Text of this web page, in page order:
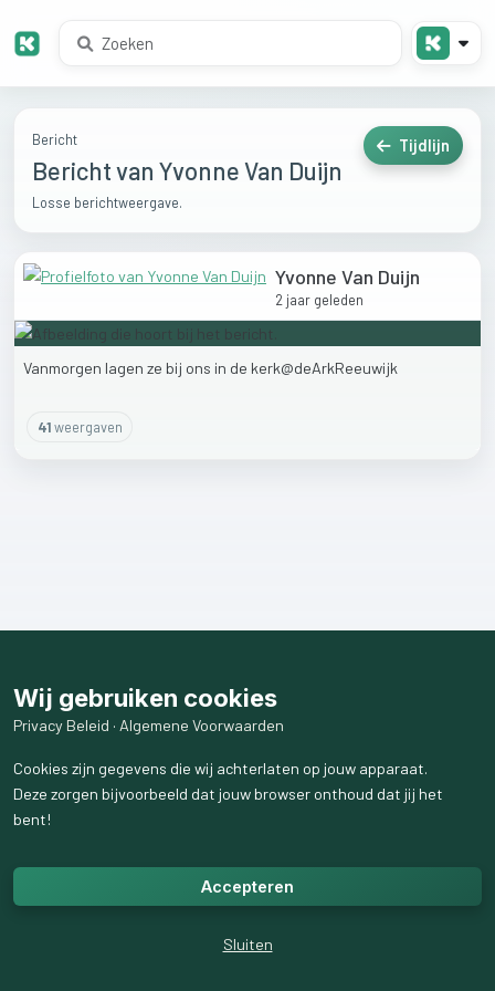
Bericht
Bericht van Yvonne Van Duijn
Losse berichtweergave.
Tijdlijn
Yvonne Van Duijn
2 jaar geleden
Vanmorgen lagen ze bij ons in de kerk@deArkReeuwijk
41weergaven
Wij gebruiken cookies
Privacy Beleid · Algemene Voorwaarden
Cookies zijn gegevens die wij achterlaten op jouw apparaat.
Deze zorgen bijvoorbeeld dat jouw browser onthoud dat jij het
bent!
Accepteren
Sluiten